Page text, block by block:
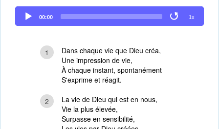
Audio
Player
00:00 1x
1
Dans chaque vie que Dieu créa,
Une impression de vie,
À chaque instant, spontanément
S'exprime et réagit.
2
La vie de Dieu qui est en nous,
Vie la plus élevée,
Surpasse en sensibilité,